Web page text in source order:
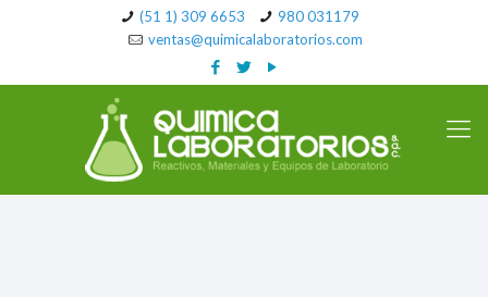
(51 1) 309 6653
980 031179
ventas@quimicalaboratorios.com